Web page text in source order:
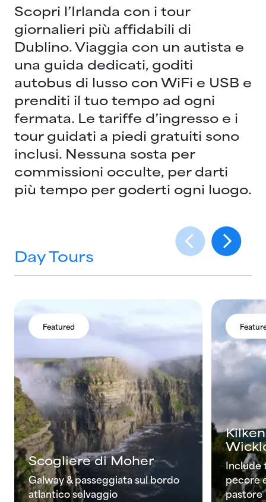
Scopri l’Irlanda con i tour
giornalieri più affidabili di
Dublino. Viaggia con un autista e
una guida dedicati, goditi
autobus di lusso con WiFi e USB e
prenditi il tuo tempo ad ogni
fermata. Le tariffe d’ingresso e i
tour guidati a piedi gratuiti sono
inclusi. Nessuna sosta per
commissioni occulte, per darti
più tempo per goderti ogni luogo.
Day Tours
Featured
Scogliere di Moher
Galway & passeggiata sul bordo
atlantico selvaggio
Include
pecore
pastore